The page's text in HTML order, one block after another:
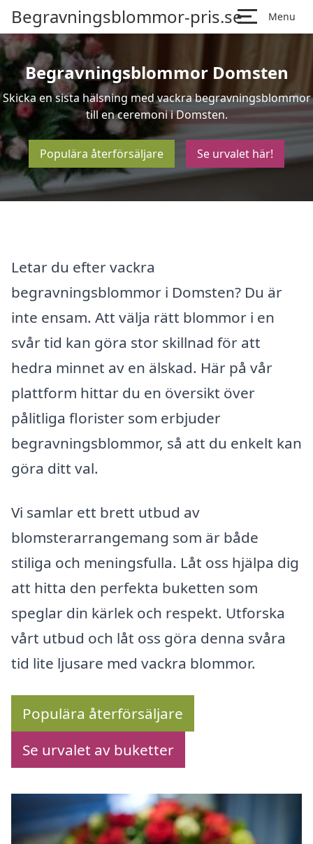
Begravningsblommor-pris.se Menu
Begravningsblommor Domsten
Skicka en sista hälsning med vackra begravningsblommor
till en ceremoni i Domsten.
Populära återförsäljare Se urvalet här!
Letar du efter vackra
begravningsblommor i Domsten? Du är
inte ensam. Att välja rätt blommor i en
svår tid kan göra stor skillnad för att
hedra minnet av en älskad. Här på vår
plattform hittar du en översikt över
pålitliga florister som erbjuder
begravningsblommor, så att du enkelt kan
göra ditt val.
Vi samlar ett brett utbud av
blomsterarrangemang som är både
stiliga och meningsfulla. Låt oss hjälpa dig
att hitta den perfekta buketten som
speglar din kärlek och respekt. Utforska
vårt utbud och låt oss göra denna svåra
tid lite ljusare med vackra blommor.
Populära återförsäljare
Se urvalet av buketter